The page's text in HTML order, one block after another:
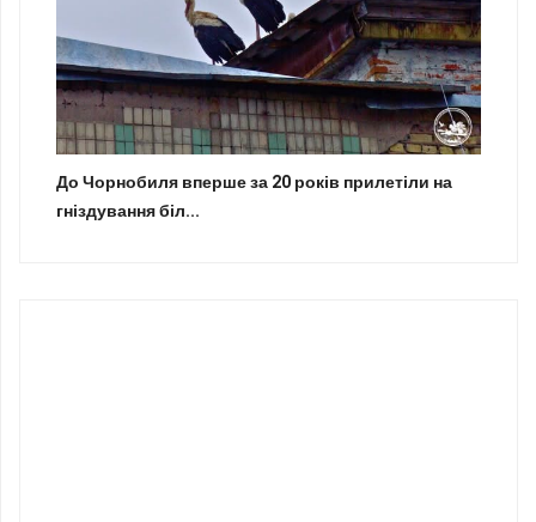
До Чорнобиля вперше за 20 років прилетіли на
гніздування біл...